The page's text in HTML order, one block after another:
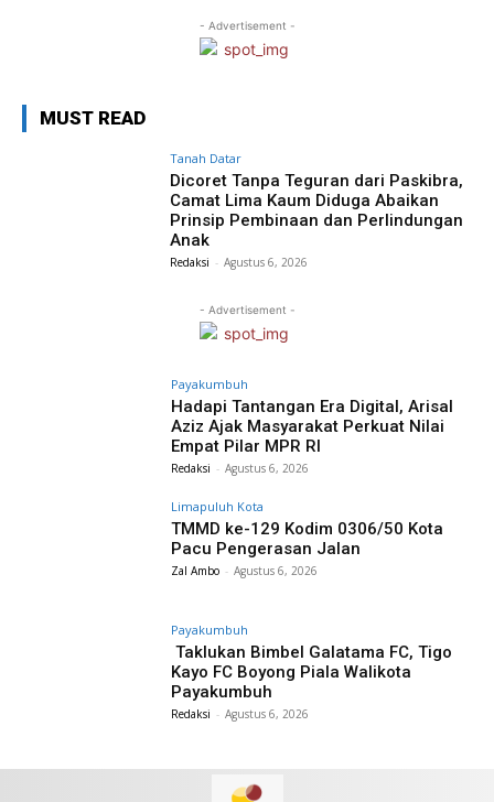
- Advertisement -
MUST READ
Tanah Datar
Dicoret Tanpa Teguran dari Paskibra,
Camat Lima Kaum Diduga Abaikan
Prinsip Pembinaan dan Perlindungan
Anak
Redaksi - Agustus 6, 2026
- Advertisement -
Payakumbuh
Hadapi Tantangan Era Digital, Arisal
Aziz Ajak Masyarakat Perkuat Nilai
Empat Pilar MPR RI
Redaksi - Agustus 6, 2026
Limapuluh Kota
TMMD ke-129 Kodim 0306/50 Kota
Pacu Pengerasan Jalan
Zal Ambo - Agustus 6, 2026
Payakumbuh
Taklukan Bimbel Galatama FC, Tigo
Kayo FC Boyong Piala Walikota
Payakumbuh
Redaksi - Agustus 6, 2026